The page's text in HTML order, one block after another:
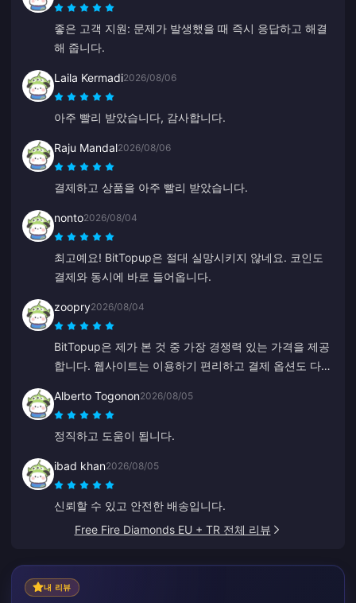
좋은 고객 지원: 문제가 발생했을 때 즉시 응답하고 해결
해 줍니다.
Laila Kermadi2026/08/06
아주 빨리 받았습니다, 감사합니다.
Raju Mandal2026/08/06
결제하고 상품을 아주 빨리 받았습니다.
nonto2026/08/04
최고예요! BitTopup은 절대 실망시키지 않네요. 코인도
결제와 동시에 바로 들어옵니다.
zoopry2026/08/04
BitTopup은 제가 본 것 중 가장 경쟁력 있는 가격을 제공
합니다. 웹사이트는 이용하기 편리하고 결제 옵션도 다양
이용할게요!
Alberto Togonon2026/08/05
정직하고 도움이 됩니다.
ibad khan2026/08/05
신뢰할 수 있고 안전한 배송입니다.
Free Fire Diamonds EU + TR 전체 리뷰
내 리뷰